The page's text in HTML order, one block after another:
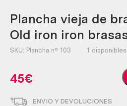
Plancha vieja de
Old iron iron
SKU: Plancha nº 103 1 disponibles
45€
ENVIO Y DEVOLUCIONES